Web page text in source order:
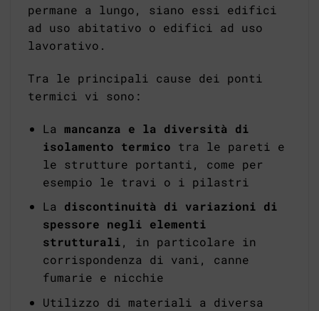
permane a lungo, siano essi edifici
ad uso abitativo o edifici ad uso
lavorativo.
Tra le principali cause dei ponti
termici vi sono:
La mancanza e la diversità di
isolamento termico tra le pareti e
le strutture portanti, come per
esempio le travi o i pilastri
La discontinuità di variazioni di
spessore negli elementi
strutturali, in particolare in
corrispondenza di vani, canne
fumarie e nicchie
Utilizzo di materiali a diversa